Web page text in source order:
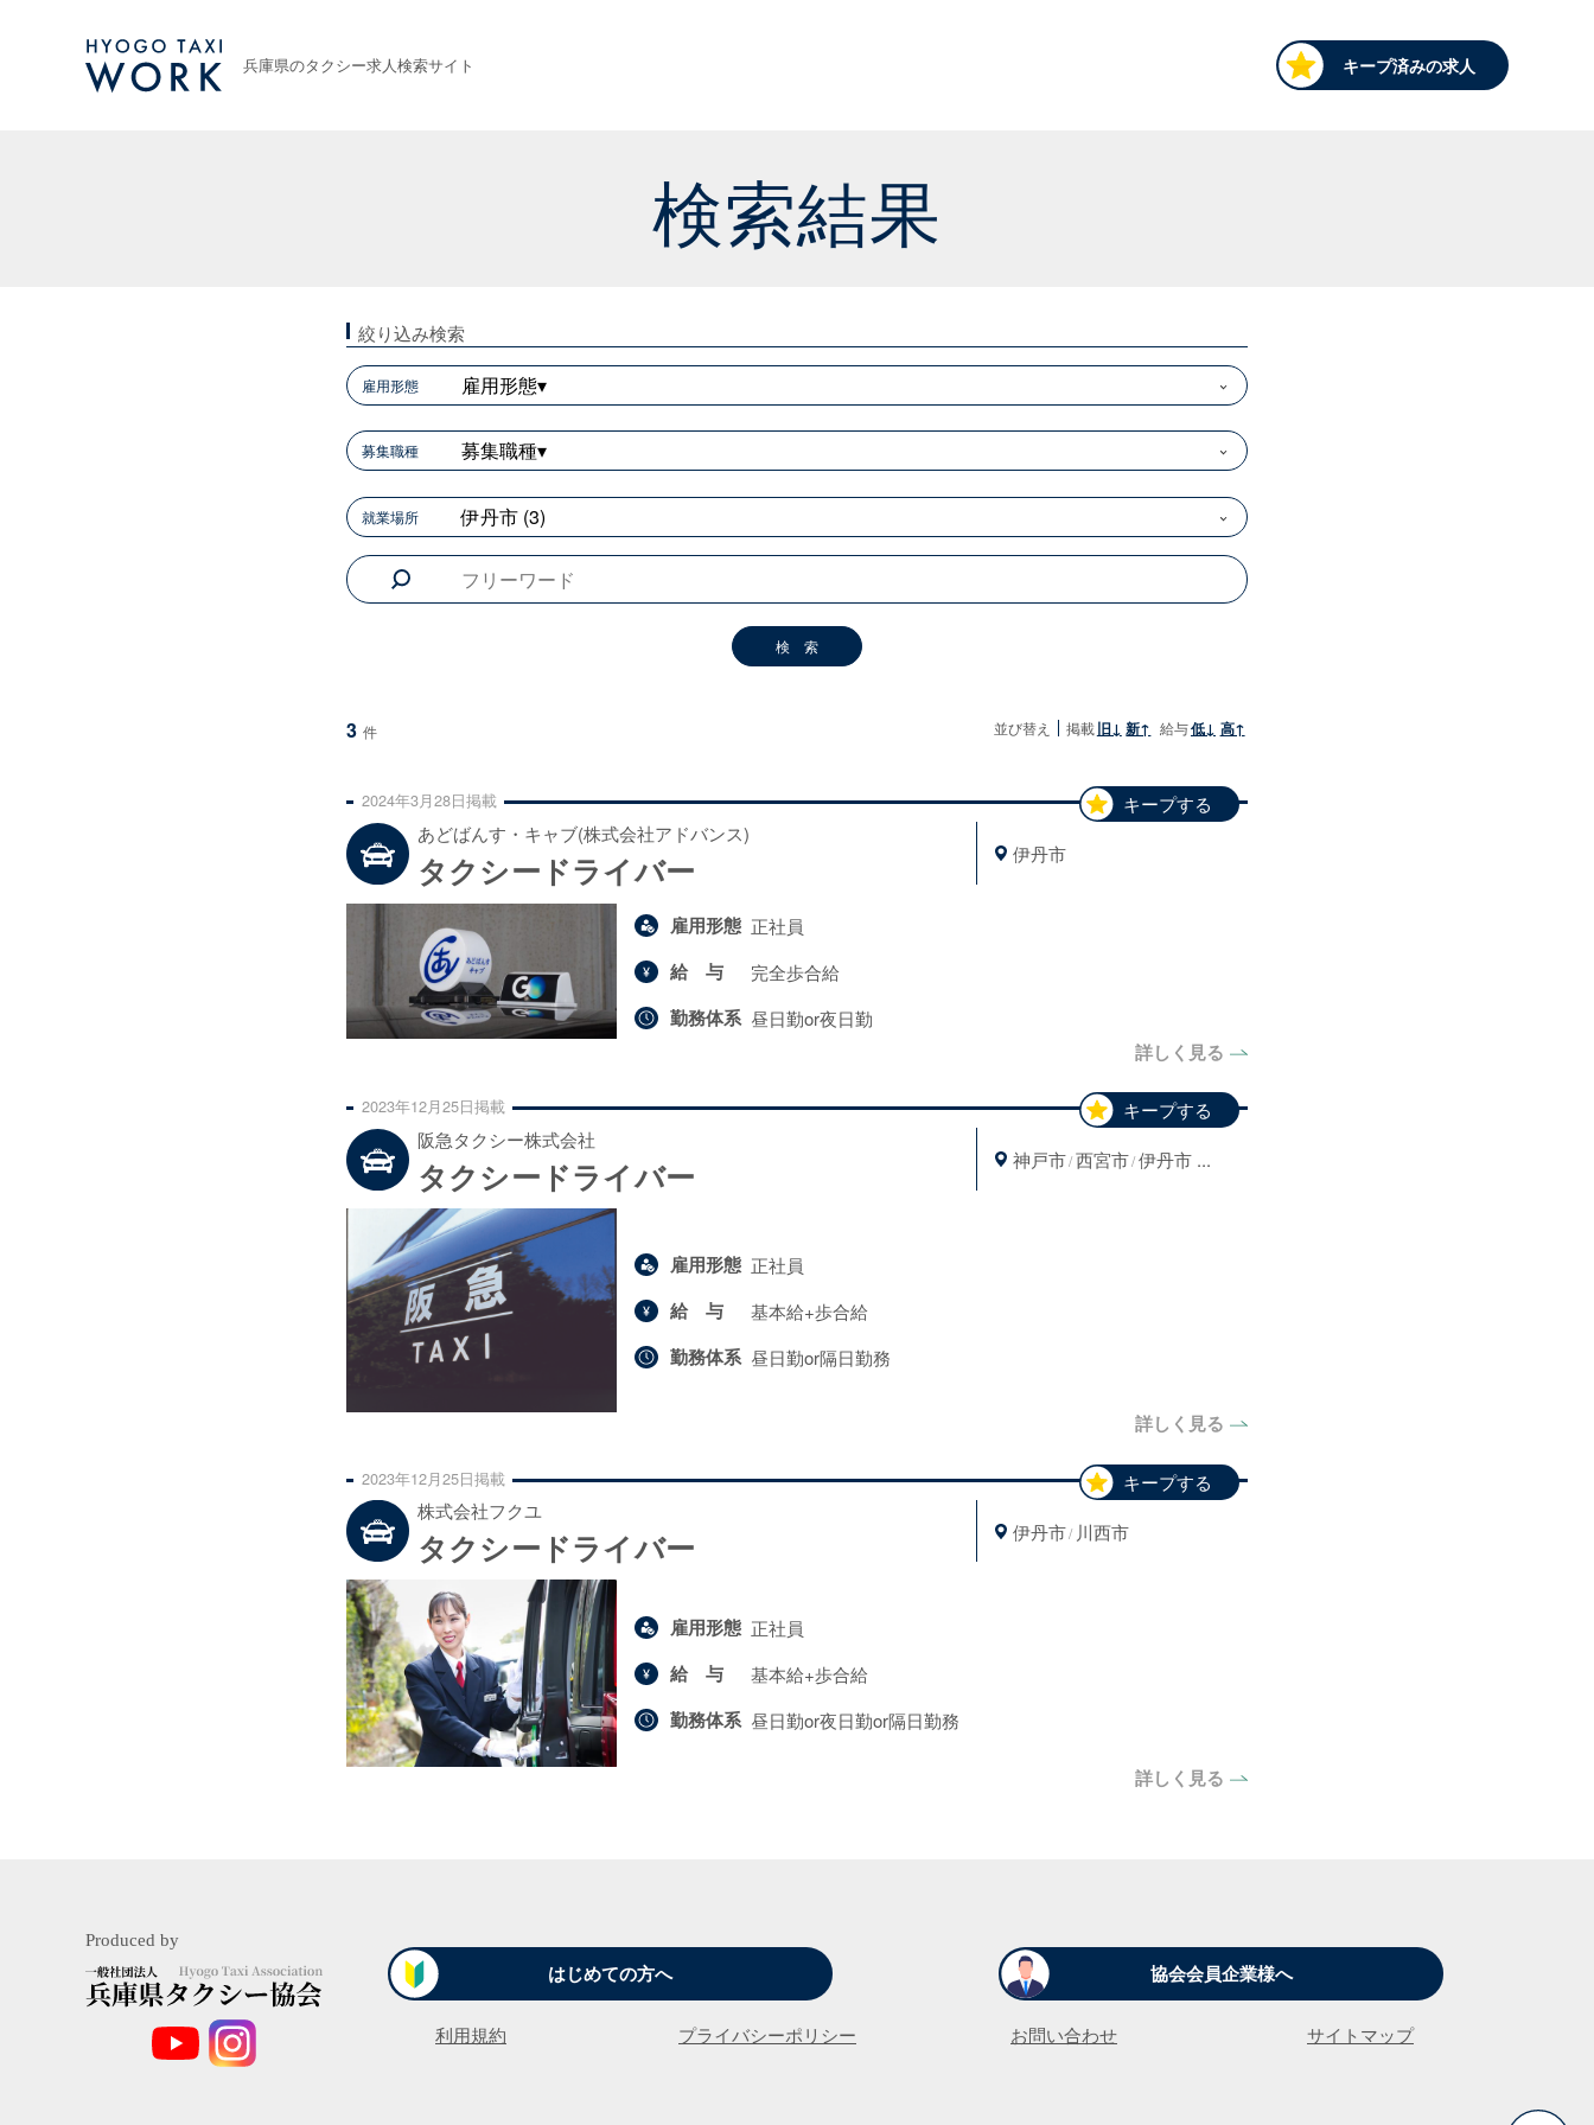
兵庫県のタクシー求人検索サイト キープ済みの求人
検索結果
絞り込み検索
雇用形態 雇用形態▾
募集職種 募集職種▾
就業場所 伊丹市 (3)
3 件 並び替え 掲載旧↓ 新↑ 給与低↓ 高↑
キープする
2024年3月28日掲載
あどばんす・キャブ(株式会社アドバンス)
タクシードライバー 伊丹市
雇用形態 正社員
給与 完全歩合給
勤務体系 昼日勤or夜日勤
詳しく見る
キープする
2023年12月25日掲載
阪急タクシー株式会社
タクシードライバー 神戸市 西宮市 伊丹市...
雇用形態 正社員
給与 基本給+歩合給
勤務体系 昼日勤or隔日勤務
詳しく見る
キープする
2023年12月25日掲載
株式会社フクユ
タクシードライバー 伊丹市 川西市
雇用形態 正社員
給与 基本給+歩合給
勤務体系 昼日勤or夜日勤or隔日勤務
詳しく見る
Produced by
はじめての方へ 協会会員企業様へ
利用規約 プライバシーポリシー お問い合わせ サイトマップ